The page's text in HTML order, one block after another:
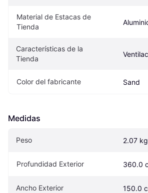
Material de Estacas de
Tienda
Características de la
Tienda
Color del fabricante Sand
Medidas
Peso 2.07 kg
Profundidad Exterior 360.0
Ancho Exterior 150.0